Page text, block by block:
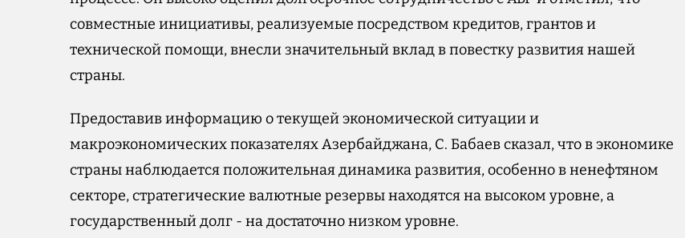
совместные инициативы, реализуемые посредством кредитов, грантов и
технической помощи, внесли значительный вклад в повестку развития нашей
страны.
Предоставив информацию о текущей экономической ситуации и
макроэкономических показателях Азербайджана, С. Бабаев сказал, что в экономике
страны наблюдается положительная динамика развития, особенно в ненефтяном
секторе, стратегические валютные резервы находятся на высоком уровне, а
государственный долг - на достаточно низком уровне.